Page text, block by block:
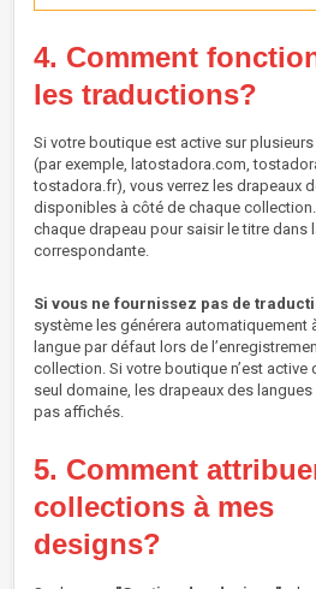
4. Comment
les traductions?
Si votre boutique est active sur
(par exemple, latostadora.com,
tostadora.fr), vous verrez les drapeaux
disponibles à côté de chaque
chaque drapeau pour saisir le titre dans
correspondante.
Si vous ne fournissez pas de
système les générera automatiquement
langue par défaut lors de
collection. Si votre boutique n’est active
seul domaine, les drapeaux des
pas affichés.
5. Comment
collections à mes
designs?